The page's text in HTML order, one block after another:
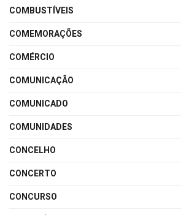
COMBUSTÍVEIS
COMEMORAÇÕES
COMÉRCIO
COMUNICAÇÃO
COMUNICADO
COMUNIDADES
CONCELHO
CONCERTO
CONCURSO